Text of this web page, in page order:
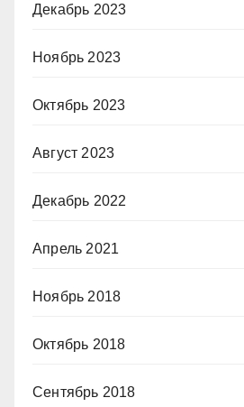
Декабрь 2023
Ноябрь 2023
Октябрь 2023
Август 2023
Декабрь 2022
Апрель 2021
Ноябрь 2018
Октябрь 2018
Сентябрь 2018